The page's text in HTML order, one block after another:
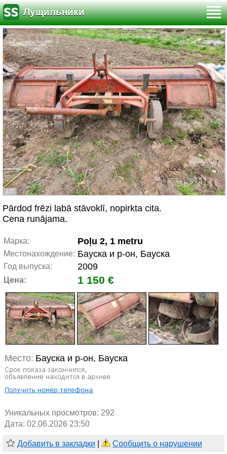
Лущильники
1/3
Pārdod frēzi labā stāvoklī, nopirkta cita.
Cena runājama.
Марка: Poļu 2, 1 metru
Местонахождение: Бауска и р-он, Бауска
Год выпуска: 2009
Цена: 1 150 €
Место: Бауска и р-он, Бауска
Уникальных просмотров: 292
Дата: 02.06.2026 23:50
Добавить в закладки Сообщить о нарушении